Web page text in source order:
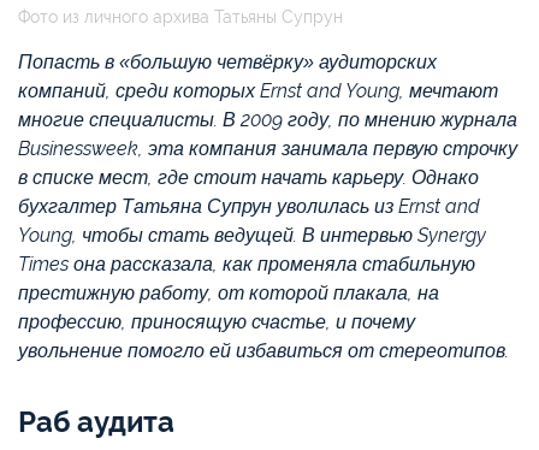
Фото из личного архива Татьяны Супрун
Попасть в «большую четвёрку» аудиторских
компаний, среди которых Ernst and Young, мечтают
многие специалисты. В 2009 году, по мнению журнала
Businessweek, эта компания занимала первую строчку
в списке мест, где стоит начать карьеру. Однако
бухгалтер Татьяна Супрун уволилась из Ernst and
Young, чтобы стать ведущей. В интервью Synergy
Times она рассказала, как променяла стабильную
престижную работу, от которой плакала, на
профессию, приносящую счастье, и почему
увольнение помогло ей избавиться от стереотипов.
Раб аудита